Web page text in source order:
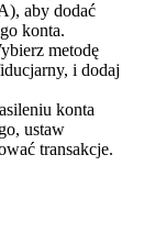
aby dodać
konta.
metodę
i dodaj
konta
ustaw
transakcje.